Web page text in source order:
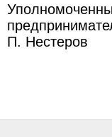
П. Нестеров